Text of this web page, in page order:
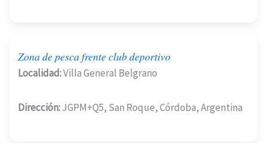
Zona de pesca frente club deportivo
Localidad:Villa General Belgrano
Dirección:JGPM+Q5, San Roque, Córdoba, Argentina